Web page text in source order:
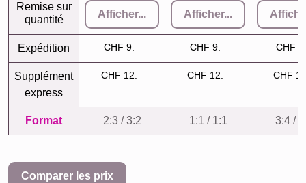
Remise sur
quantité
Afficher... Afficher...
Expédition CHF 9.– CHF 9.– CHF
Supplément
express
CHF 12.– CHF 12.– CHF
Format 2:3 / 3:2 1:1 / 1:1 3:4 /
Comparer les prix